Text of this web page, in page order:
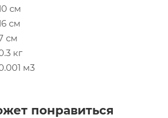
см
см
см
кг
м3
понравиться